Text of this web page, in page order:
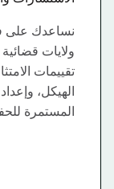
ولايات
الهيكل،
المستمرة